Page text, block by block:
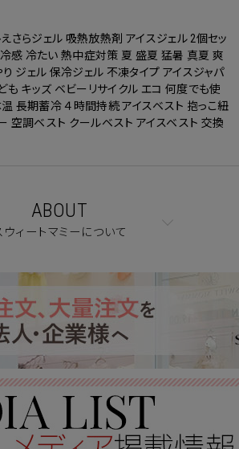
さらジェル 吸熱放熱剤 アイスジェル 2個セッ
感 冷たい 熱中症対策 夏 盛夏 猛暑 真夏 爽
ジェル 保冷ジェル 不凍タイプ アイスジャパ
キッズ ベビーリサイクル エコ 何度でも使
長期蓄冷 ４時間持続 アイスベスト 抱っこ紐
空調ベスト クールベスト アイスベスト 交換
ABOUT
ウィートマミーについて